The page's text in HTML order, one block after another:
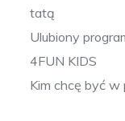
tatą
Ulubiony
4FUN KIDS
Kim chcę być w